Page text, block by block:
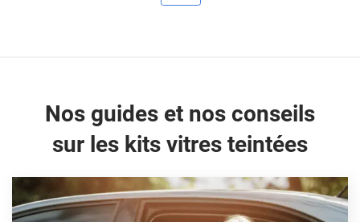
Skoda
Tesla
Toyota
Volkswagen
Nos guides et nos conseils
sur les kits vitres teintées